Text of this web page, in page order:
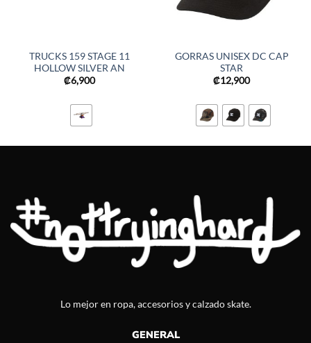
TRUCKS 159 STAGE 11
HOLLOW SILVER AN
₡6,900
GORRAS UNISEX DC CAP
STAR
₡12,900
Lo mejor en ropa, accesorios y calzado skate.
GENERAL